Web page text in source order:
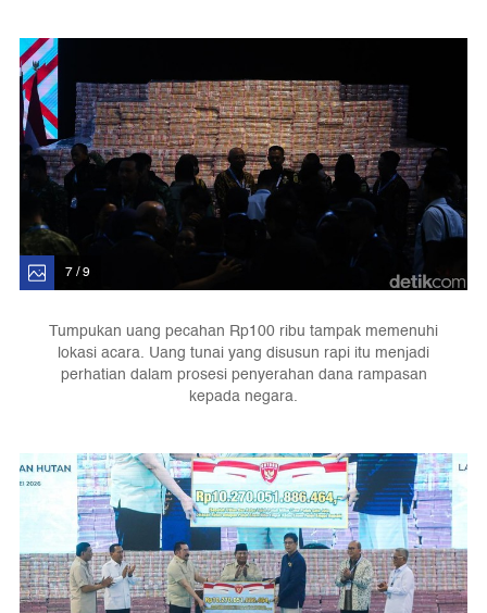
7 / 9
Tumpukan uang pecahan Rp100 ribu tampak memenuhi
lokasi acara. Uang tunai yang disusun rapi itu menjadi
perhatian dalam prosesi penyerahan dana rampasan
kepada negara.